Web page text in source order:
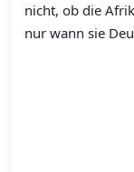
nicht, ob die
nur wann sie